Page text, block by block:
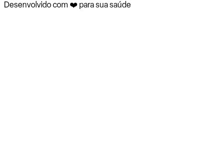
Desenvolvido com ❤️ para sua saúde